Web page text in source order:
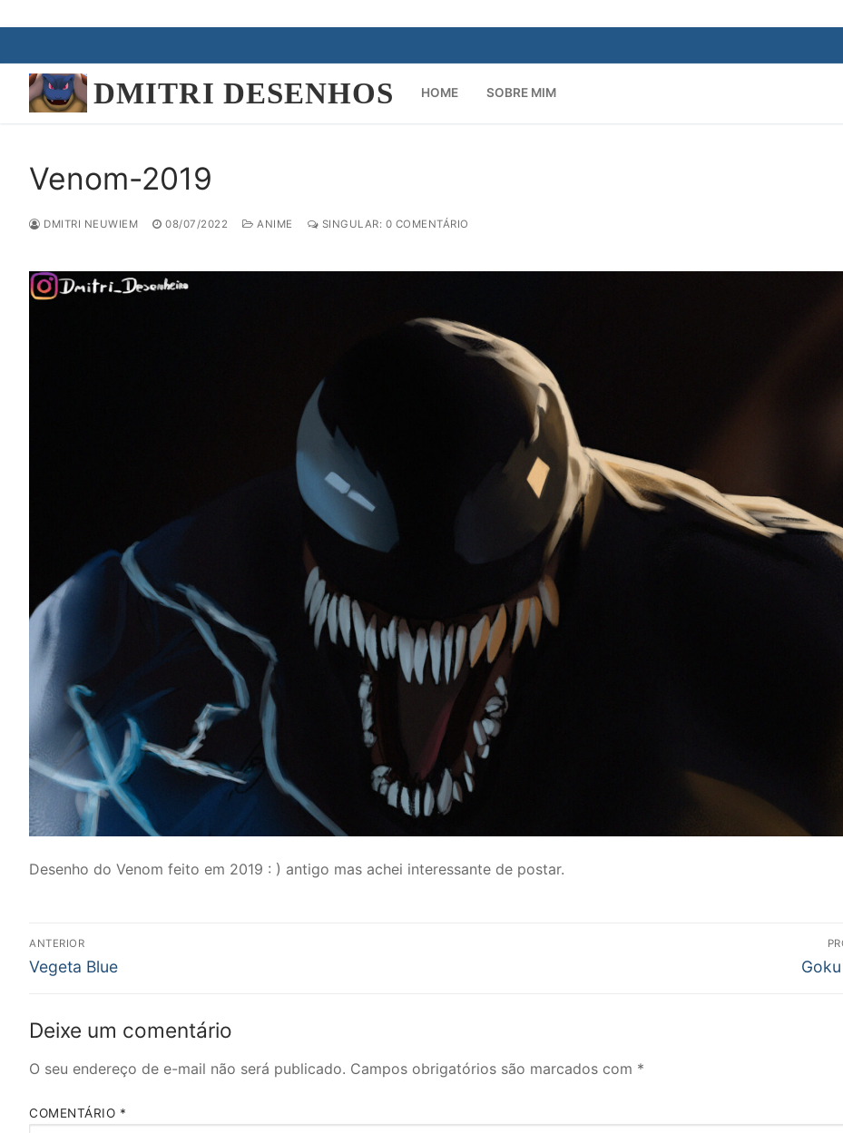
para
conteúdo
DMITRI DESENHOS HOME SOBRE MIM
Venom-2019
DMITRI NEUWIEM 08/07/2022 ANIME SINGULAR: 0 COMENTÁRIO
Desenho do Venom feito em 2019 : ) antigo mas achei interessante de postar.
Navegação
de
ANTERIOR
Post
Vegeta Blue
Deixe um comentário
O seu endereço de e-mail não será publicado. Campos obrigatórios são marcados com *
COMENTÁRIO *